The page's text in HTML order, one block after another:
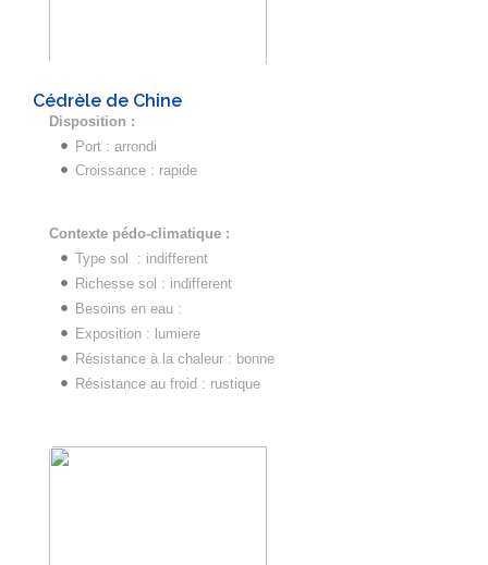
Cédrèle de Chine
Disposition :
Port : arrondi
Croissance : rapide
Contexte pédo-climatique :
Type sol : indifferent
Richesse sol : indifferent
Besoins en eau :
Exposition : lumiere
Résistance à la chaleur : bonne
Résistance au froid : rustique